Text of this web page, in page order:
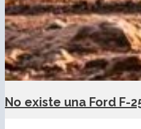
No existe una Ford F-